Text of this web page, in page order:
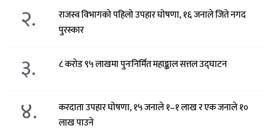
२.
राजस्व विभागको पहिलो उपहार घोषणा, १६ जनाले जिते नगद
पुरस्कार
३. ८ करोड ९५ लाखमा पुनःनिर्मित महाङ्काल सत्तल उद्घाटन
४.
करदाता उपहार घोषणा, १५ जनाले १–१ लाख र एक जनाले १०
लाख पाउने